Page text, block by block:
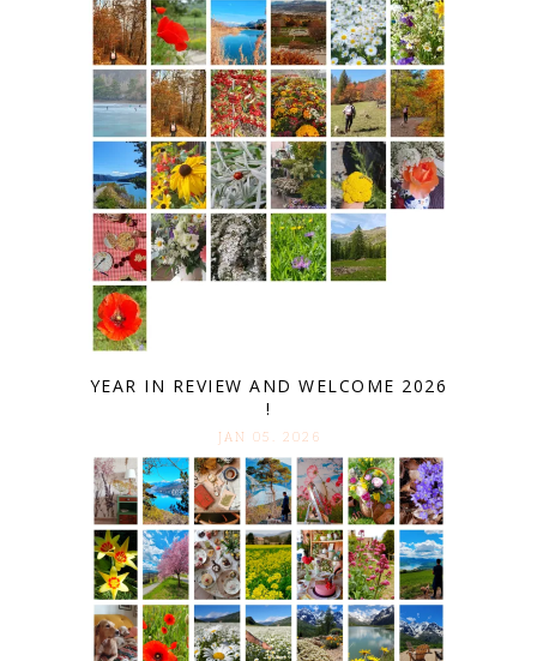
YEAR IN REVIEW AND WELCOME 2026
!
JAN 05. 2026